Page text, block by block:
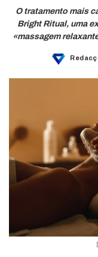
O tratamento mais
Bright Ritual, uma
«massagem
Posted